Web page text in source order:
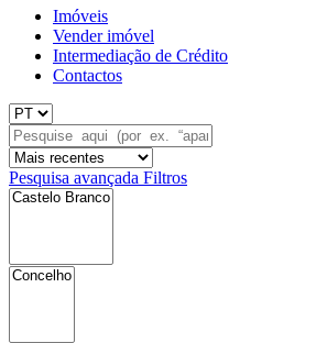
Imóveis
Vender imóvel
Intermediação de Crédito
Contactos
Pesquisa avançada Filtros